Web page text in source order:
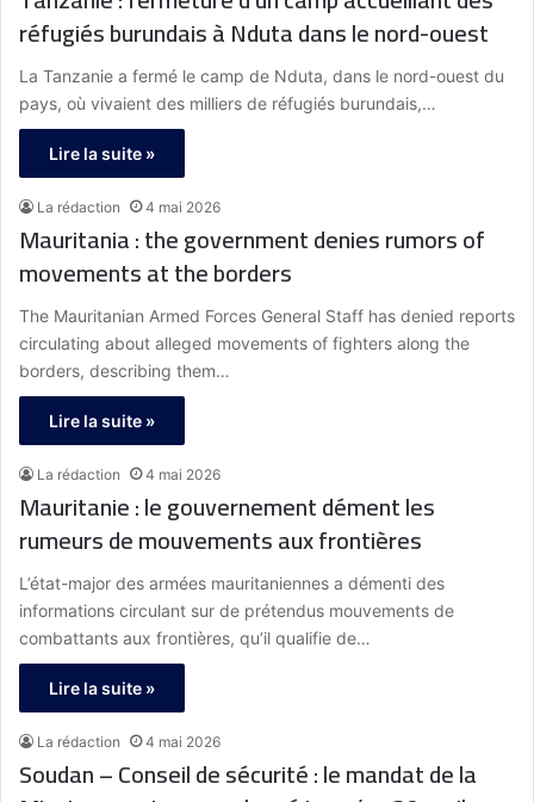
réfugiés burundais à Nduta dans le nord-ouest
La Tanzanie a fermé le camp de Nduta, dans le nord-ouest du
pays, où vivaient des milliers de réfugiés burundais,…
Lire la suite »
La rédaction 4 mai 2026
Mauritania : the government denies rumors of
movements at the borders
The Mauritanian Armed Forces General Staff has denied reports
circulating about alleged movements of fighters along the
borders, describing them…
Lire la suite »
La rédaction 4 mai 2026
Mauritanie : le gouvernement dément les
rumeurs de mouvements aux frontières
L’état-major des armées mauritaniennes a démenti des
informations circulant sur de prétendus mouvements de
combattants aux frontières, qu’il qualifie de…
Lire la suite »
La rédaction 4 mai 2026
Soudan – Conseil de sécurité : le mandat de la